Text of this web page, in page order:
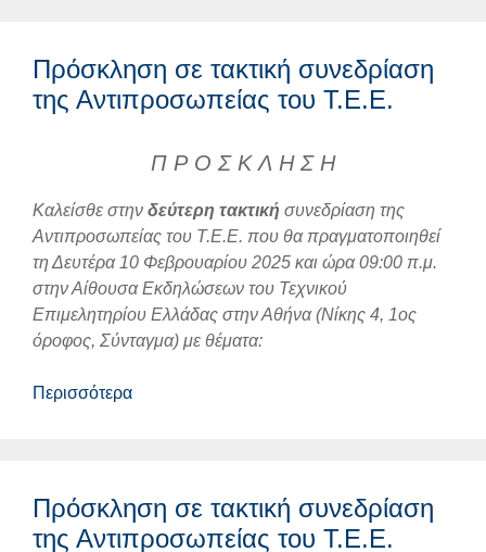
Πρόσκληση σε τακτική συνεδρίαση
της Αντιπροσωπείας του Τ.Ε.Ε.
Π Ρ Ο Σ Κ Λ Η Σ Η
Καλείσθε στην δεύτερη τακτική συνεδρίαση της
Αντιπροσωπείας του Τ.Ε.Ε. που θα πραγματοποιηθεί
τη Δευτέρα 10 Φεβρουαρίου 2025 και ώρα 09:00 π.μ.
στην Αίθουσα Εκδηλώσεων του Τεχνικού
Επιμελητηρίου Ελλάδας στην Αθήνα (Νίκης 4, 1ος
όροφος, Σύνταγμα) με θέματα:
Περισσότερα
Πρόσκληση σε τακτική συνεδρίαση
της Αντιπροσωπείας του Τ.Ε.Ε.